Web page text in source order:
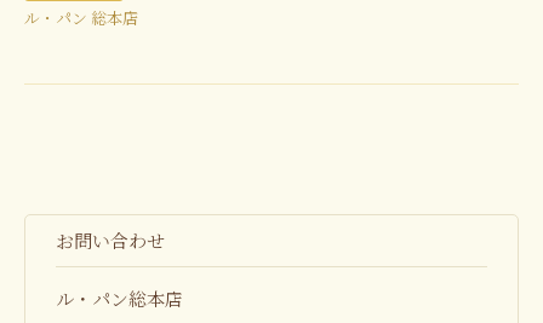
ル・パン 総本店
お問い合わせ
ル・パン総本店